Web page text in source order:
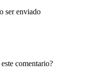
ser enviado
comentario?